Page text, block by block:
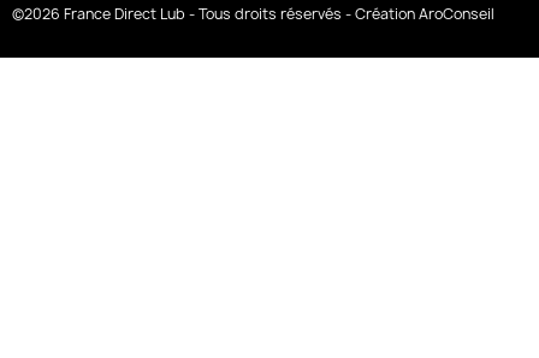
©2026 France Direct Lub - Tous droits réservés - Création AroConseil